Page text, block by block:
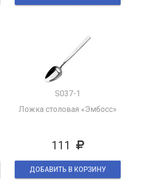
S037-1
Ложка столовая «Эмбосс»
111
ДОБАВИТЬ В КОРЗИНУ